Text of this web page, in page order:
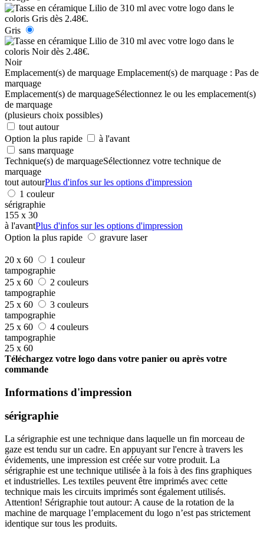
Gris
Noir
Emplacement(s) de marquage Emplacement(s) de marquage : Pas de
marquage
Emplacement(s) de marquageSélectionnez le ou les emplacement(s)
de marquage
(plusieurs choix possibles)
tout autour
Option la plus rapide
à l'avant
sans marquage
Technique(s) de marquageSélectionnez votre technique de
marquage
tout autourPlus d'infos sur les options d'impression
1 couleur
sérigraphie
155 x 30
à l'avantPlus d'infos sur les options d'impression
Option la plus rapide
gravure laser
20 x 60
1 couleur
tampographie
25 x 60
2 couleurs
tampographie
25 x 60
3 couleurs
tampographie
25 x 60
4 couleurs
tampographie
25 x 60
Téléchargez votre logo dans votre panier ou après votre
commande
Informations d'impression
sérigraphie
La sérigraphie est une technique dans laquelle un fin morceau de
gaze est tendu sur un cadre. En appuyant sur l'encre à travers les
évidements, une impression est créée sur votre produit. La
sérigraphie est une technique utilisée à la fois à des fins graphiques
et industrielles. Les textiles peuvent être imprimés avec cette
technique mais les circuits imprimés sont également utilisés.
Attention! Sérigraphie tout autour: A cause de la rotation de la
machine de marquage l’emplacement du logo n’est pas strictement
identique sur tous les produits.